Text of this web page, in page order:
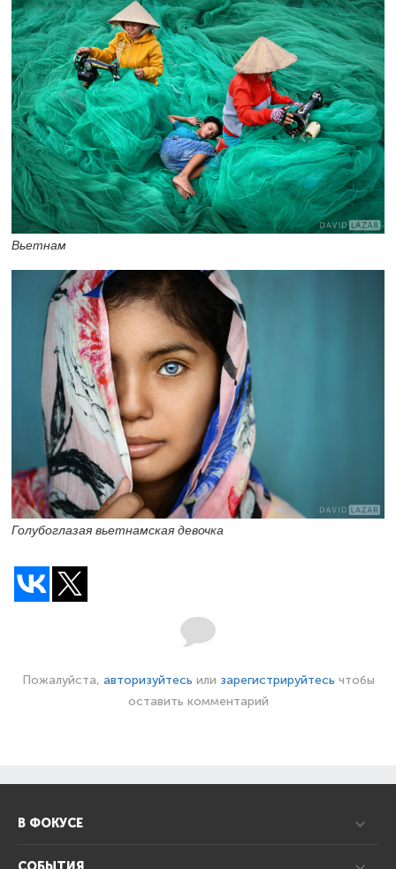
Вьетнам
Голубоглазая вьетнамская девочка
Пожалуйста, авторизуйтесь или зарегистрируйтесь чтобы
оставить комментарий
В ФОКУСЕ